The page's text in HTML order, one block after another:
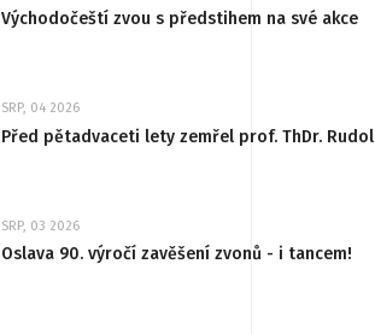
Východočeští zvou s předstihem na své akce
SRP, 04 2026
Před pětadvaceti lety zemřel prof. ThDr.
SRP, 03 2026
Oslava 90. výročí zavěšení zvonů - i tancem!